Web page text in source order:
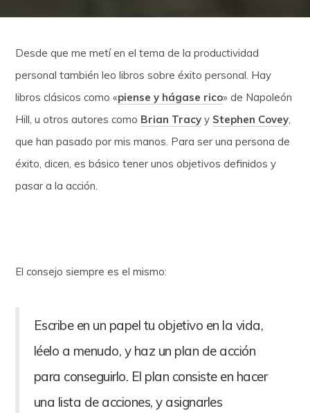
Desde que me metí en el tema de la productividad
personal también leo libros sobre éxito personal. Hay
libros clásicos como «piense y hágase rico» de Napoleón
Hill, u otros autores como Brian Tracy y Stephen Covey,
que han pasado por mis manos. Para ser una persona de
éxito, dicen, es básico tener unos objetivos definidos y
pasar a la acción.
El consejo siempre es el mismo:
Escribe en un papel tu objetivo en la vida,
léelo a menudo, y haz un plan de acción
para conseguirlo. El plan consiste en hacer
una lista de acciones, y asignarles